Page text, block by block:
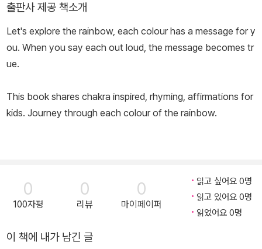
출판사 제공 책소개
Let's explore the rainbow, each colour has a message for y
ou. When you say each out loud, the message becomes tr
ue.
This book shares chakra inspired, rhyming, affirmations for
kids. Journey through each colour of the rainbow.
0
100자평
0
리뷰
0
마이페이퍼
읽고 싶어요 0명
읽고 있어요 0명
읽었어요 0명
이 책에 내가 남긴 글